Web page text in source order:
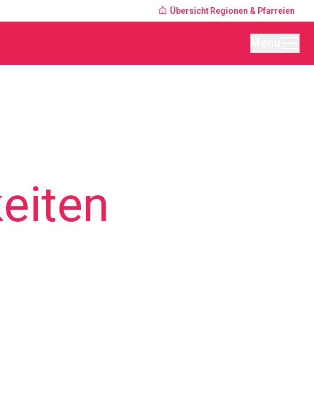
Übersicht Regionen & Pfarreien